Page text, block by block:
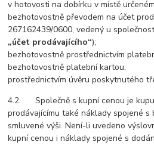
v hotovosti na dobírku v místě
bezhotovostně převodem na účet
267162439/0600, vedený u
„účet prodávajícího“);
bezhotovostně prostřednictvím
bezhotovostně platební kartou;
prostřednictvím úvěru poskytnutého
4.2. Společně s kupní cenou je
prodávajícímu také náklady spojené s
smluvené výši. Není-li uvedeno
kupní cenou i náklady spojené s